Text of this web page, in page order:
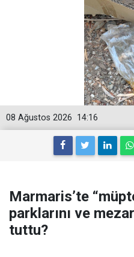
14:16
08 Ağustos 2026
Marmaris’te
parklarını ve
tuttu?